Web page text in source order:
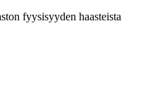
fyysisyyden haasteista